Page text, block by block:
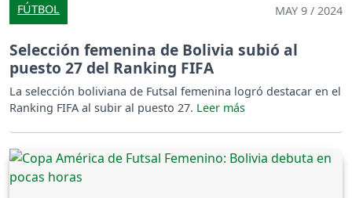
FÚTBOL MAY 9 / 2024
Selección femenina de Bolivia subió al
puesto 27 del Ranking FIFA
La selección boliviana de Futsal femenina logró destacar en el
Ranking FIFA al subir al puesto 27.